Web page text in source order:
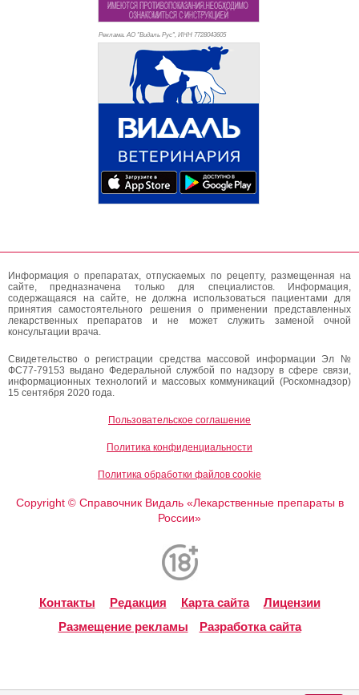
Реклама. АО "Видаль Рус", ИНН 7728043605
Информация о препаратах, отпускаемых по рецепту, размещенная на
сайте, предназначена только для специалистов. Информация,
содержащаяся на сайте, не должна использоваться пациентами для
принятия самостоятельного решения о применении представленных
лекарственных препаратов и не может служить заменой очной
консультации врача.
Свидетельство о регистрации средства массовой информации Эл №
ФС77-79153 выдано Федеральной службой по надзору в сфере связи,
информационных технологий и массовых коммуникаций (Роскомнадзор)
15 сентября 2020 года.
Пользовательское соглашение
Политика конфиденциальности
Политика обработки файлов cookie
Copyright ©Справочник Видаль «Лекарственные препараты в
России»
Контакты Редакция Карта сайта
Лицензии
Размещение рекламы
Разработка сайта